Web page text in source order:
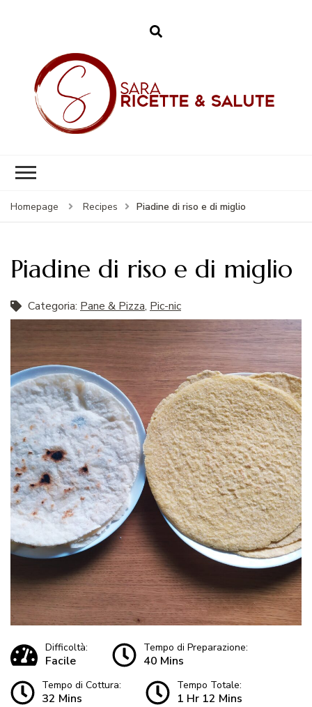
Homepage Recipes Piadine di riso e di miglio
Piadine di riso e di miglio
Categoria: Pane & Pizza, Pic-nic
Difficoltà:
Facile
Tempo di Preparazione:
40 Mins
Tempo di Cottura:
32 Mins
Tempo Totale:
1 Hr 12 Mins